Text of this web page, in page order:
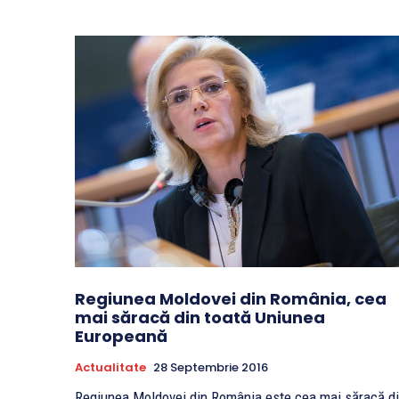
Regiunea Moldovei din România, cea
mai săracă din toată Uniunea
Europeană
Actualitate 28 Septembrie 2016